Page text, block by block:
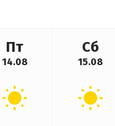
Пт
14.08
Сб
15.08